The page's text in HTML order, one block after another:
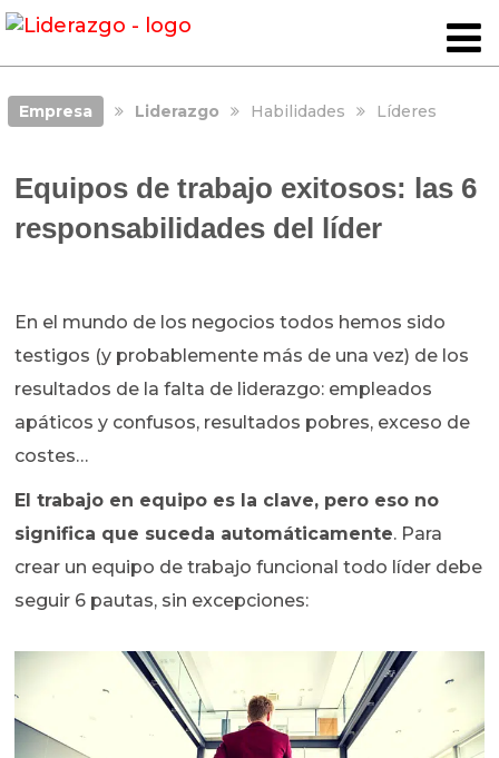
Empresa Liderazgo Habilidades Líderes
Equipos de trabajo exitosos: las 6
responsabilidades del líder
En el mundo de los negocios todos hemos sido
testigos (y probablemente más de una vez) de los
resultados de la falta de liderazgo: empleados
apáticos y confusos, resultados pobres, exceso de
costes…
El trabajo en equipo es la clave, pero eso no
significa que suceda automáticamente. Para
crear un equipo de trabajo funcional todo líder debe
seguir 6 pautas, sin excepciones: